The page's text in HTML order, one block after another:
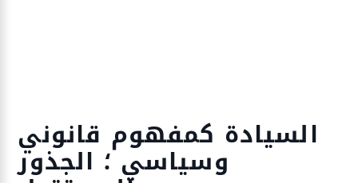
السيادة كمفهوم قانوني
وسياسي ؛ الجذور